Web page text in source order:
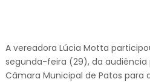
A vereadora Lúcia Motta
segunda-feira (29), da audiência
Câmara Municipal de Patos para